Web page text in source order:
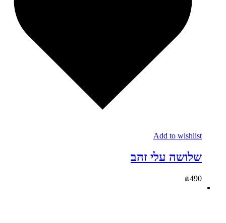
Add to wishlist
שלושה עלי זהב
₪490